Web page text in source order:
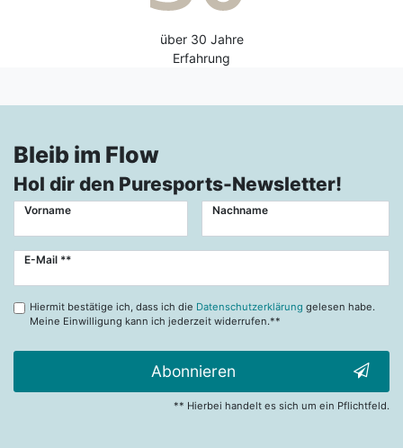
über 30 Jahre
Erfahrung
Bleib im Flow
Hol dir den Puresports-Newsletter!
Vorname Nachname
E-Mail **
Newsletter
Hiermit bestätige ich, dass ich die Datenschutzerklärung gelesen habe.
Meine Einwilligung kann ich jederzeit widerrufen.**
Abonnieren
** Hierbei handelt es sich um ein Pflichtfeld.